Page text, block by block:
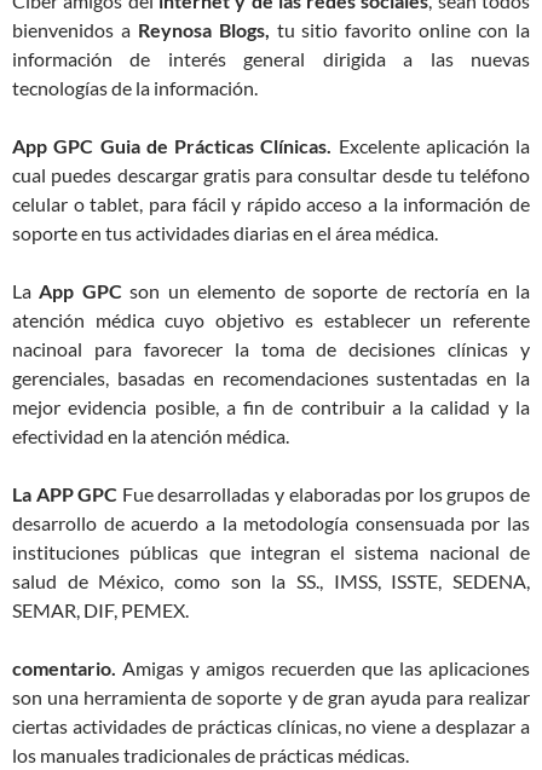
bienvenidos a Reynosa Blogs, tu sitio favorito online con la
información de interés general dirigida a las nuevas
tecnologías de la información.
App GPC Guia de Prácticas Clínicas. Excelente aplicación la
cual puedes descargar gratis para consultar desde tu teléfono
celular o tablet, para fácil y rápido acceso a la información de
soporte en tus actividades diarias en el área médica.
LaApp GPCson un elemento de soporte de rectoría en la
atención médica cuyo objetivo es establecer un referente
nacinoal para favorecer la toma de decisiones clínicas y
gerenciales, basadas en recomendaciones sustentadas en la
mejor evidencia posible, a fin de contribuir a la calidad y la
efectividad en la atención médica.
La APP GPC Fue desarrolladas y elaboradas por los grupos de
desarrollo de acuerdo a la metodología consensuada por las
instituciones públicas que integran el sistema nacional de
salud de México, como son la SS., IMSS, ISSTE, SEDENA,
SEMAR, DIF, PEMEX.
comentario. Amigas y amigos recuerden que las aplicaciones
son una herramienta de soporte y de gran ayuda para realizar
ciertas actividades de prácticas clínicas, no viene a desplazar a
los manuales tradicionales de prácticas médicas.